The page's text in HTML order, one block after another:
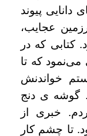
دانایی پیوند
عجایب،
کتابی که در
می‌نمود که تا
خواندنش
گوشه ی دنج
خبری از
تا چشم کار